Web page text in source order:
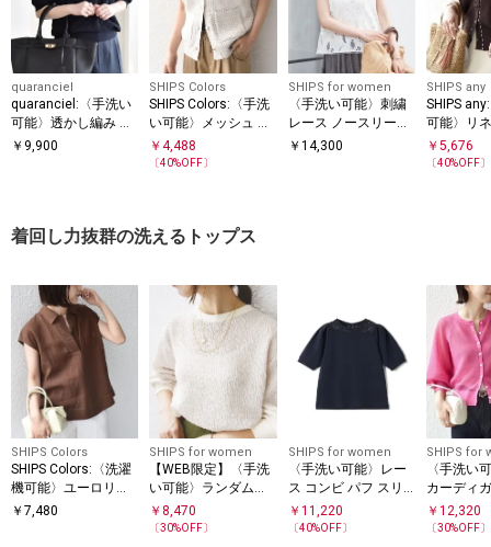
quaranciel
quaranciel:〈手洗い
可能〉透かし編み ポ
ロ ニット プルオーバ
￥ 9,900
SHIPS Colors
SHIPS Colors:〈手洗
い可能〉メッシュ ニ
ット ベスト◇
￥4,488
〔40%OFF〕
SHIPS for women
〈手洗い可能〉刺繍
レース ノースリーブ
プルオーバー
￥ 14,300
SHIPS any
SHIPS
可能〉リ
ス ステッ
ック ニッ
￥5,676
〔40%OFF〕
着回し力抜群の洗えるトップス
SHIPS Colors
SHIPS Colors:〈洗濯
機可能〉ユーロリネ
ン (EURO Linen) フレ
￥ 7,480
SHIPS for women
【WEB限定】〈手洗
い可能〉ランダムブ
ルーゼ ロングスリー
ブ プルオーバー
￥8,470
〔30%OFF〕
SHIPS for women
〈手洗い可能〉レー
ス コンビ パフ スリ
ーブ 半袖 Tシャツ
￥ 11,220
〔40%OFF〕
SHIPS for
〈手洗い
カーディ
￥12,320
〔30%OFF〕